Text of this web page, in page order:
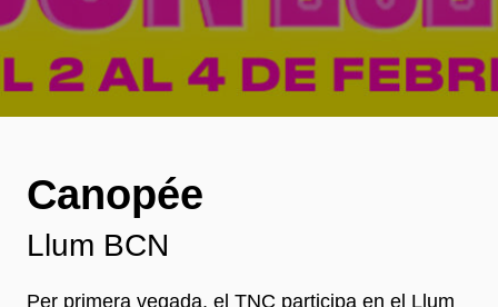
Canopée
Llum BCN
Per primera vegada, el TNC participa en el Llum